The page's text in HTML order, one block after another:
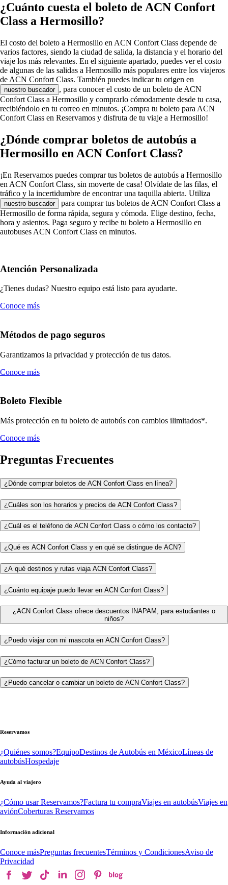
¿Cuánto cuesta el boleto de ACN Confort
Class a Hermosillo?
El costo del boleto a Hermosillo en ACN Confort Class depende de
varios factores, siendo la ciudad de salida, la distancia y el horario del
viaje los más relevantes. En el siguiente apartado, puedes ver el costo
de algunas de las salidas a Hermosillo más populares entre los viajeros
de ACN Confort Class. También puedes indicar tu origen en
nuestro buscador , para conocer el costo de un boleto de ACN
Confort Class a Hermosillo y comprarlo cómodamente desde tu casa,
recibiéndolo en tu correo en minutos. ¡Compra tu boleto para ACN
Confort Class en Reservamos y disfruta de tu viaje a Hermosillo!
¿Dónde comprar boletos de autobús a
Hermosillo en ACN Confort Class?
¡En Reservamos puedes comprar tus boletos de autobús a Hermosillo
en ACN Confort Class, sin moverte de casa! Olvídate de las filas, el
tráfico y la incertidumbre de encontrar una taquilla abierta. Utiliza
nuestro buscador
para comprar tus boletos de ACN Confort Class a
Hermosillo de forma rápida, segura y cómoda. Elige destino, fecha,
hora y asientos. Paga seguro y recibe tu boleto a Hermosillo en
autobuses ACN Confort Class en minutos.
Atención Personalizada
¿Tienes dudas? Nuestro equipo está listo para ayudarte.
Conoce más
Métodos de pago seguros
Garantizamos la privacidad y protección de tus datos.
Conoce más
Boleto Flexible
Más protección en tu boleto de autobús con cambios ilimitados*.
Conoce más
Preguntas Frecuentes
¿Dónde comprar boletos de ACN Confort Class en línea?
¿Cuáles son los horarios y precios de ACN Confort Class?
¿Cuál es el teléfono de ACN Confort Class o cómo los contacto?
¿Qué es ACN Confort Class y en qué se distingue de ACN?
¿A qué destinos y rutas viaja ACN Confort Class?
¿Cuánto equipaje puedo llevar en ACN Confort Class?
¿ACN Confort Class ofrece descuentos INAPAM, para estudiantes o
niños?
¿Puedo viajar con mi mascota en ACN Confort Class?
¿Cómo facturar un boleto de ACN Confort Class?
¿Puedo cancelar o cambiar un boleto de ACN Confort Class?
Reservamos
¿Quiénes somos?EquipoDestinos de Autobús en MéxicoLíneas de
autobúsHospedaje
Ayuda al viajero
¿Cómo usar Reservamos?Factura tu compraViajes en autobúsViajes en
aviónCoberturas Reservamos
Información adicional
Conoce másPreguntas frecuentesTérminos y CondicionesAviso de
Privacidad